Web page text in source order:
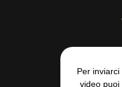
Per
video puoi